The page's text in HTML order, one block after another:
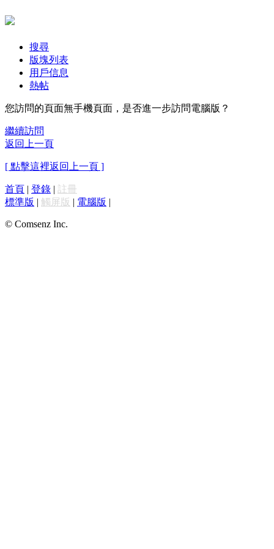
搜尋
版塊列表
用戶信息
熱帖
您訪問的頁面無手機頁面，是否進一步訪問電腦版？
繼續訪問
返回上一頁
[ 點擊這裡返回上一頁 ]
首頁 | 登錄 | 註冊
標準版 | 觸屏版 | 電腦版 |
© Comsenz Inc.